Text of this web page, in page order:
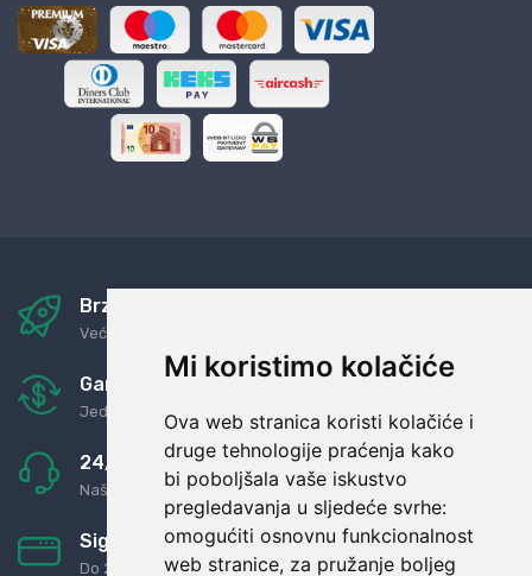
Mi koristimo kolačiće
Ova web stranica koristi kolačiće i
druge tehnologije praćenja kako
bi poboljšala vaše iskustvo
pregledavanja u sljedeće svrhe:
omogućiti osnovnu funkcionalnost
web stranice, za pružanje boljeg
Brza i sigurna dostava
Već za nekoliko dana kod vas
Garancija u povrat novaca
Jednostavno pravilo: Roba za novac
24/7 odlična podrška
Naši agenti uvijek na raspolaganju
Sigurno obročno plaćanje
Do 24 rata bez kamata